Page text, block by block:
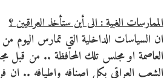
الممارسات الغبية : الى أين ستأخذ العراقيين ؟
ان السياسات الداخلية التي تمارس
العاصمة او مجلس تلك المحافظة .. من قبل
الشعب العراقي بكل اصنافه واطيافه .. ان